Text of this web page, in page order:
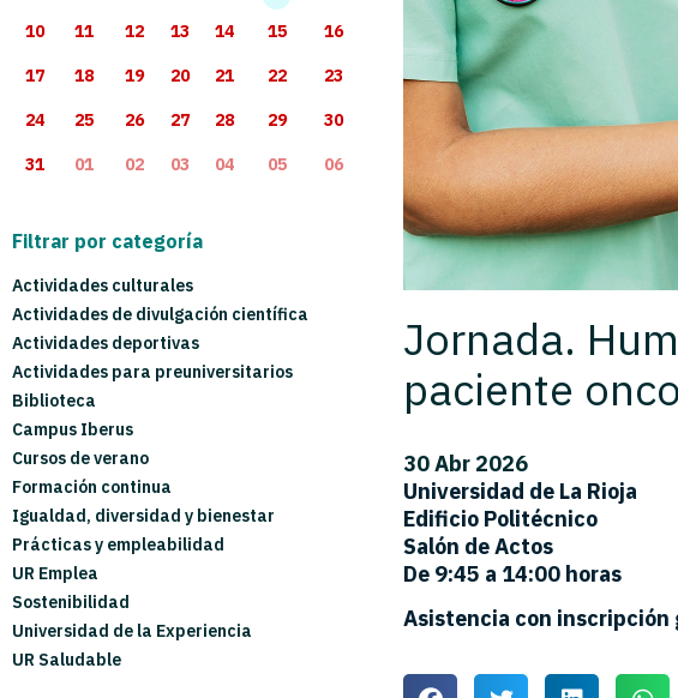
10 11 12 13 14 15 16
17 18 19 20 21 22 23
24 25 26 27 28 29 30
31 01 02 03 04 05 06
Filtrar por categoría
Actividades culturales
Actividades de divulgación científica
Actividades deportivas
Actividades para preuniversitarios
Biblioteca
Campus Iberus
Cursos de verano
Formación continua
Igualdad, diversidad y bienestar
Prácticas y empleabilidad
UR Emplea
Sostenibilidad
Universidad de la Experiencia
UR Saludable
Jornada.
paciente
30 Abr 2026
Universidad de La Rioja
Edificio Politécnico
Salón de Actos
De 9:45 a 14:00 horas
Asistencia con